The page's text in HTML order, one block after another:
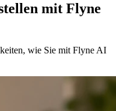
mit Flyne
wie Sie mit Flyne AI